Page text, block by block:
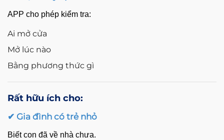
APP cho phép kiểm tra:
Ai mở cửa
Mở lúc nào
Bằng phương thức gì
Rất hữu ích cho:
✔ Gia đình có trẻ nhỏ
Biết con đã về nhà chưa.